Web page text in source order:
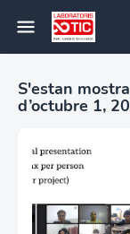
S'estan
d’octubre 1,